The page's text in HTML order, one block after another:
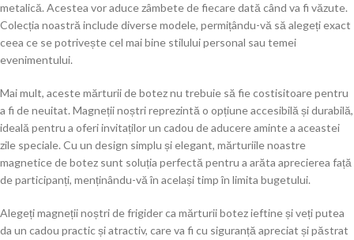
metalică. Acestea vor aduce zâmbete de fiecare dată când va fi văzute.
Colecția noastră include diverse modele, permițându-vă să alegeți exact
ceea ce se potrivește cel mai bine stilului personal sau temei
evenimentului.
Mai mult, aceste mărturii de botez nu trebuie să fie costisitoare pentru
a fi de neuitat. Magneții noștri reprezintă o opțiune accesibilă și durabilă,
ideală pentru a oferi invitaților un cadou de aducere aminte a aceastei
zile speciale. Cu un design simplu și elegant, mărturiile noastre
magnetice de botez sunt soluția perfectă pentru a arăta aprecierea față
de participanți, menținându-vă în același timp în limita bugetului.
Alegeți magneții noștri de frigider ca mărturii botez ieftine și veți putea
da un cadou practic și atractiv, care va fi cu siguranță apreciat și păstrat